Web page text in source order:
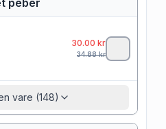
30.00 kr
34.88kr
vare (148)